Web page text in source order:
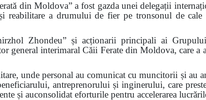
din Moldova”a fost gazda unei delegații
reabilitare a drumului de fier pe tronsonul de cale
Zhondeu” și acționarii principali ai
general interimaralCăii Ferate din Moldova, care a
unde personal au comunicat cu muncitorii și au
antreprenorului și inginerului, care
și auconsolidat eforturile pentru accelerarea